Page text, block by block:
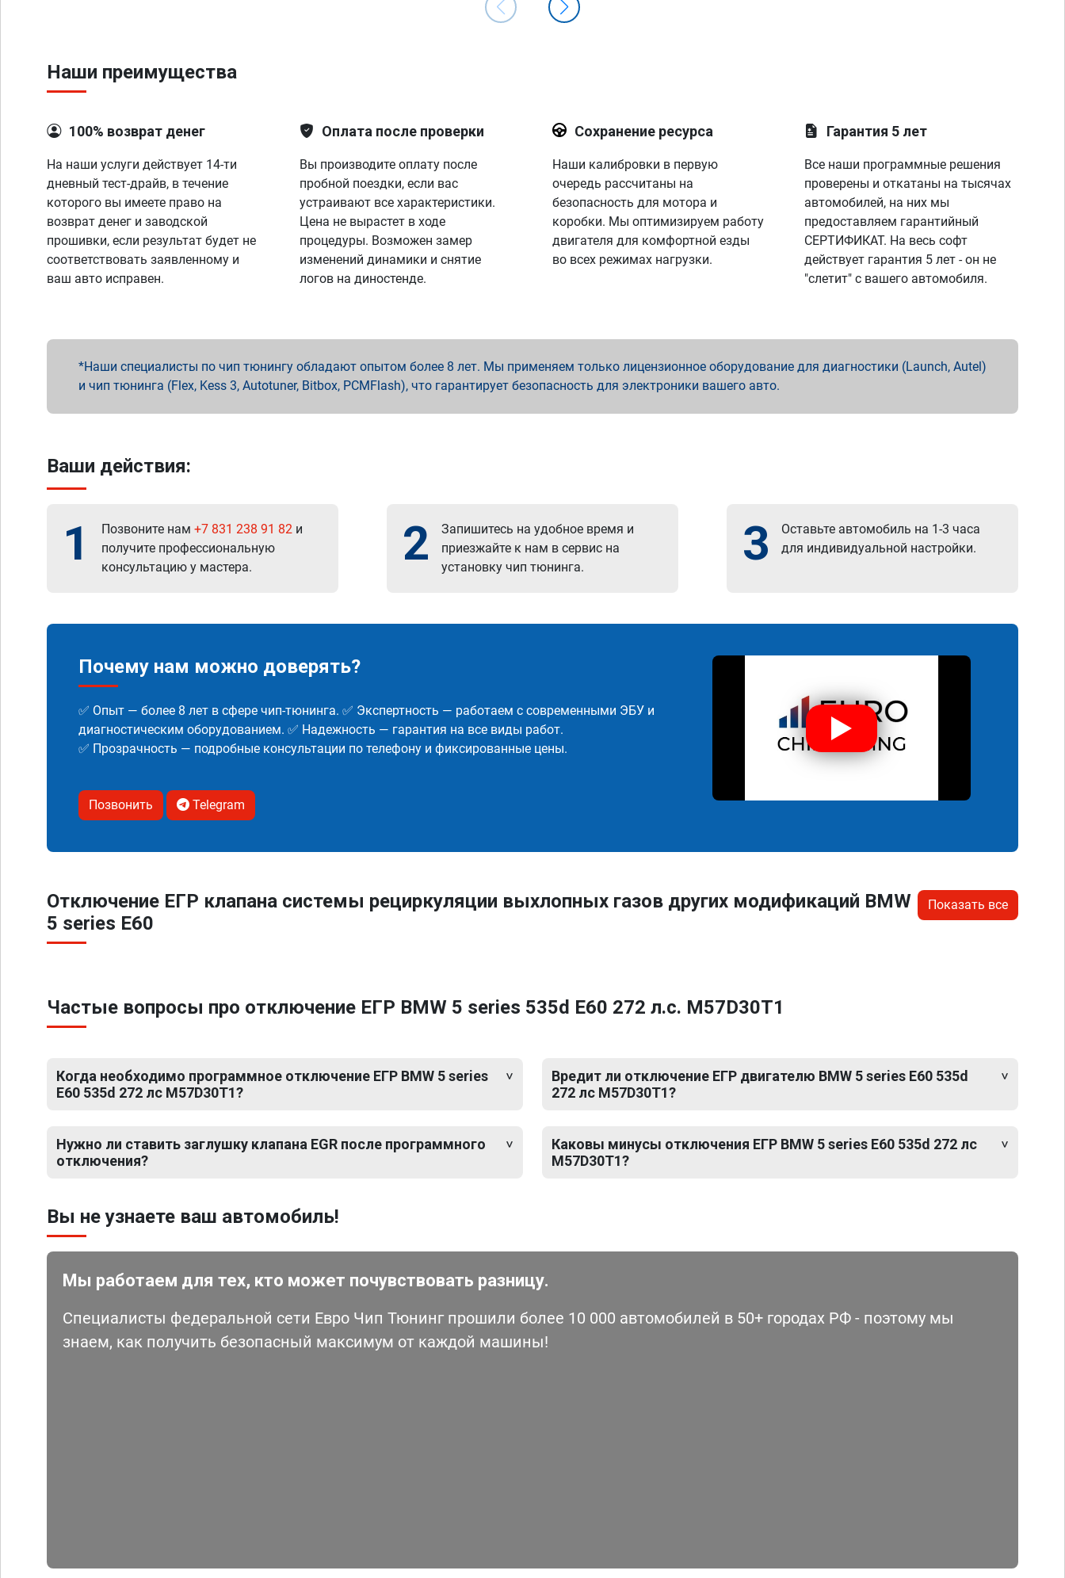
Наши преимущества
100% возврат денег
На наши услуги действует 14-ти
дневный тест-драйв, в течение
которого вы имеете право на
возврат денег и заводской
прошивки, если результат будет не
соответствовать заявленному и
ваш авто исправен.
Оплата после проверки
Вы производите оплату после
пробной поездки, если вас
устраивают все характеристики.
Цена не вырастет в ходе
процедуры. Возможен замер
изменений динамики и снятие
логов на диностенде.
Сохранение ресурса
Наши калибровки в первую
очередь рассчитаны на
безопасность для мотора и
коробки. Мы оптимизируем работу
двигателя для комфортной езды
во всех режимах нагрузки.
Гарантия 5 лет
Все наши программные решения
проверены и откатаны на тысячах
автомобилей, на них мы
предоставляем гарантийный
СЕРТИФИКАТ. На весь софт
действует гарантия 5 лет - он не
"слетит" с вашего автомобиля.
Наши специалисты по чип тюнингу обладают опытом более 8 лет. Мы применяем только лицензионное оборудование для диагностики (Launch, Autel)
и чип тюнинга (Flex, Kess 3, Autotuner, Bitbox, PCMFlash), что гарантирует безопасность для электроники вашего авто.
Ваши действия:
1 Позвоните нам +7 831 238 91 82 и
получите профессиональную
консультацию у мастера.
2
Запишитесь на удобное время и
приезжайте к нам в сервис на
установку чип тюнинга.
3
Оставьте автомобиль на 1-3 часа
для индивидуальной настройки.
Почему нам можно доверять?
✅ Опыт — более 8 лет в сфере чип-тюнинга. ✅ Экспертность — работаем с современными ЭБУ и
диагностическим оборудованием. ✅ Надежность — гарантия на все виды работ.
✅ Прозрачность — подробные консультации по телефону и фиксированные цены.
Позвонить Telegram
Отключение ЕГР клапана системы рециркуляции выхлопных газов других модификаций BMW
5 series E60
Показать все
Частые вопросы про отключение ЕГР BMW 5 series 535d E60 272 л.с. M57D30T1
Когда необходимо программное отключение ЕГР BMW 5 series
E60 535d 272 лс M57D30T1?
Нужно ли ставить заглушку клапана EGR после программного
отключения?
Вредит ли отключение ЕГР двигателю BMW 5 series E60 535d
272 лс M57D30T1?
Каковы минусы отключения ЕГР BMW 5 series E60 535d 272 лс
M57D30T1?
Вы не узнаете ваш автомобиль!
Мы работаем для тех, кто может почувствовать разницу.
Специалисты федеральной сети Евро Чип Тюнинг прошили более 10 000 автомобилей в 50+ городах РФ - поэтому мы
знаем, как получить безопасный максимум от каждой машины!